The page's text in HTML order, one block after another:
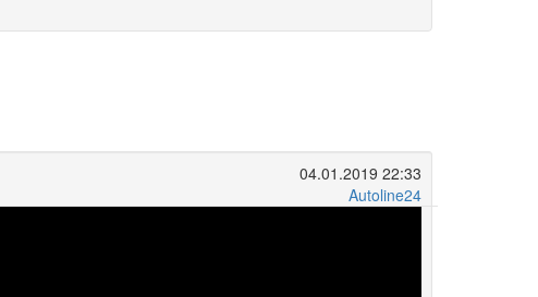
04.01.2019 22:33
Autoline24